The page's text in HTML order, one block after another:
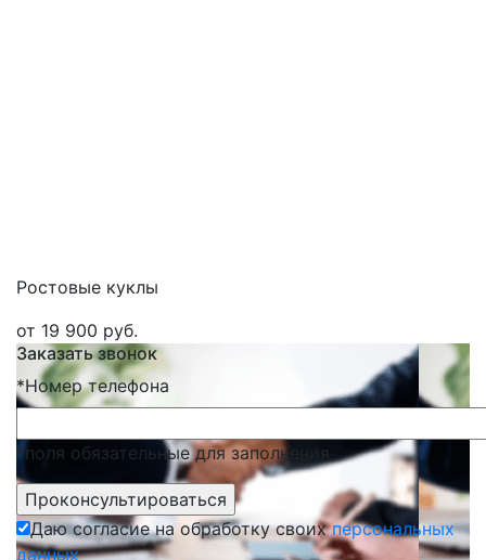
Ростовые куклы
от 19 900 руб.
Заказать звонок
*Номер телефона
*поля обязательные для заполнения
Даю согласие на обработку своихперсональных
данных